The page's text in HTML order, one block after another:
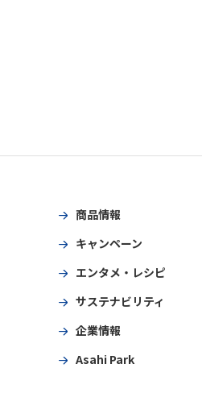
商品情報
キャンペーン
エンタメ・レシピ
サステナビリティ
企業情報
Asahi Park